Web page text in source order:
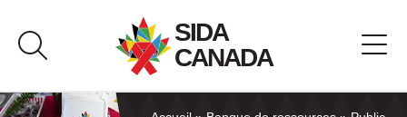
contenu
SIDA
CANADA